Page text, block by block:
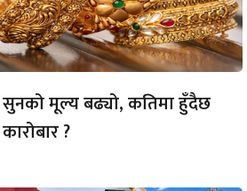
सुनको मूल्य बढ्यो, कतिमा हुँदैछ
कारोबार ?